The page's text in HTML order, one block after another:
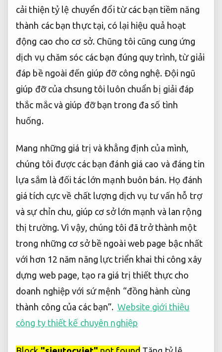
cải thiện tỷ lệ chuyển đổi từ các bạn tiềm năng
thành các bạn thực tại, có lại hiệu quả hoạt
động cao cho cơ sở. Chũng tôi cũng cung ứng
dịch vụ chăm sóc các bạn đúng quy trình, từ giải
đáp bề ngoài đến giúp đỡ công nghệ. Đội ngũ
giúp đỡ của chsung tôi luôn chuẩn bị giải đáp
thắc mắc và giúp đỡ bạn trong đa số tình
huống.
Mang những giá trị và khẳng định của mình,
chúng tôi được các bạn đánh giá cao và đáng tin
lựa sắm là đối tác lớn mạnh buôn bán. Họ đánh
giá tích cực về chất lượng dịch vụ tư vấn hỗ trợ
và sự chỉn chu, giúp cơ sở lớn mạnh và lan rộng
thị trường. Vì vậy, chúng tôi đã trở thành một
trong những cơ sở bề ngoài web page bậc nhất
với hơn 12 năm năng lực triển khai thi công xây
dựng web page, tạo ra giá trị thiết thực cho
doanh nghiệp với sứ mệnh “đồng hành cùng
thành công của các bạn”. Website giới thiệu
công ty thiết kế chuyên nghiệp